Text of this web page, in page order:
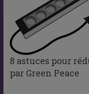
8 astuces pour
par Green Peace